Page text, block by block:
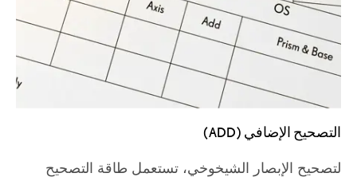
التصحيح الإضافي (ADD)
لتصحيح الإبصار الشيخوخي، تستعمل طاقة التصحيح